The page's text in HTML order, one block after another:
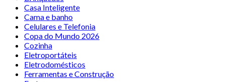
Casa Inteligente
Cama e banho
Celulares e Telefonia
Copa do Mundo 2026
Cozinha
Eletroportáteis
Eletrodomésticos
Ferramentas e Construção